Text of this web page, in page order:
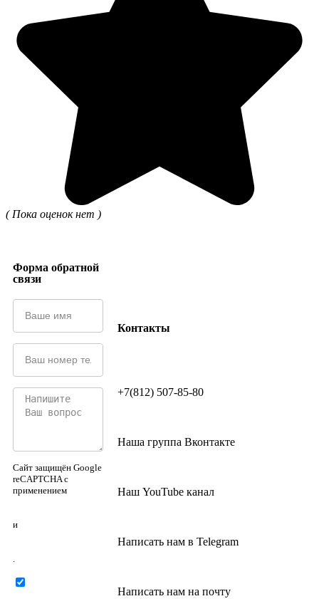
( Пока оценок нет )
Форма обратной
связи
Сайт защищён Google
reCAPTCHA с
применением
и
Контакты
+7(812) 507-85-80
Наша группа Вконтакте
Наш YouTube канал
Написать нам в Telegram
Написать нам на почту